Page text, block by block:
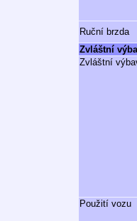
Ruční brzda
Zvláštní
Zvláštní
Použití vozu